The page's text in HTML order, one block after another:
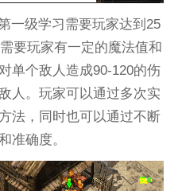
一级学习需要玩家达到25
要玩家有一定的魔法值和
单个敌人造成90-120的伤
人。玩家可以通过多次实
法，同时也可以通过不断
准确度。